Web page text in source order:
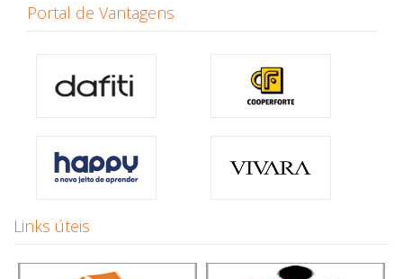
Portal de Vantagens
Links úteis